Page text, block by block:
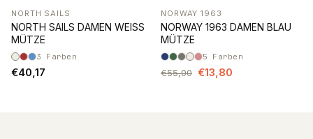
NORTH SAILS
NORTH SAILS DAMEN WEISS
MÜTZE
3 Farben
€40,17
-75%
NORWAY 1963
NORWAY 1963 DAMEN BLAU
MÜTZE
5 Farben
€55,00 €13,80